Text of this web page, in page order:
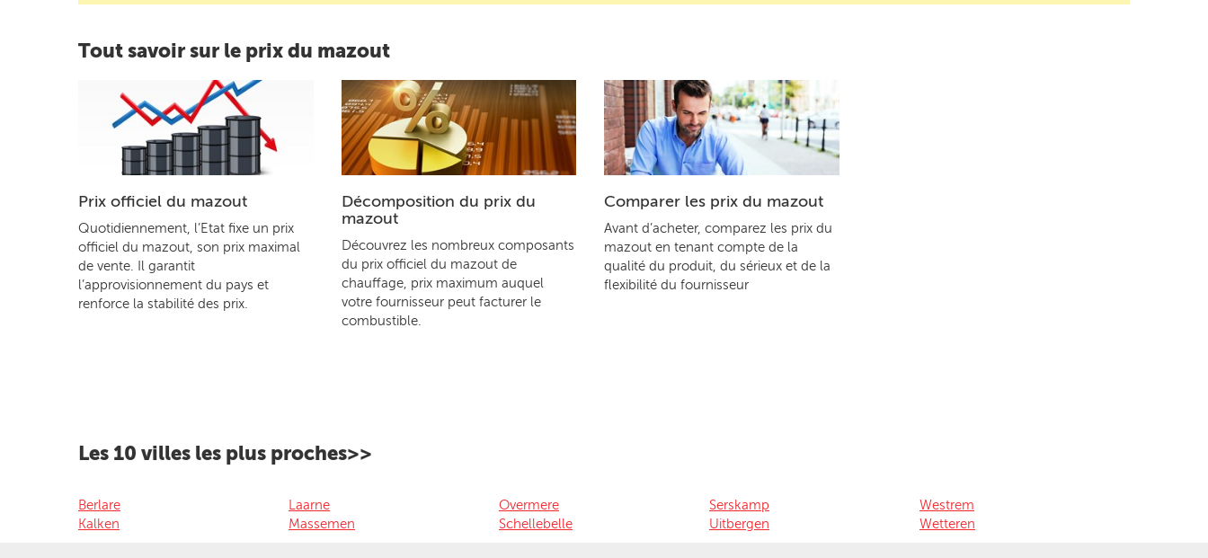
Tout savoir sur le prix du mazout
Prix officiel du mazout
Quotidiennement, l’Etat fixe un prix
officiel du mazout, son prix maximal
de vente. Il garantit
l’approvisionnement du pays et
renforce la stabilité des prix.
Décomposition du prix du
mazout
Découvrez les nombreux composants
du prix officiel du mazout de
chauffage, prix maximum auquel
votre fournisseur peut facturer le
combustible.
Comparer les prix du mazout
Avant d’acheter, comparez les prix du
mazout en tenant compte de la
qualité du produit, du sérieux et de la
flexibilité du fournisseur
Les 10 villes les plus proches>>
Berlare
Kalken
Laarne
Massemen
Overmere
Schellebelle
Serskamp
Uitbergen
Westrem
Wetteren